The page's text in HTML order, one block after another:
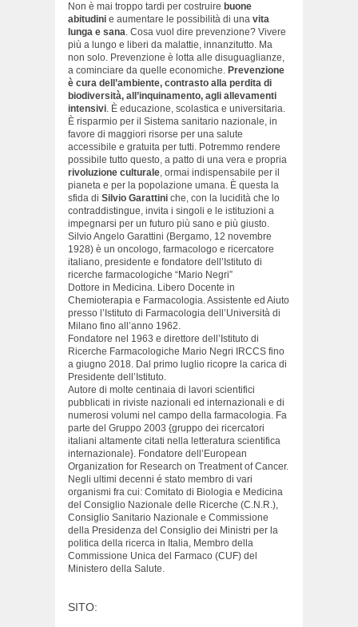
Non è mai troppo tardi per costruire buone
abitudini e aumentare le possibilità di una vita
lunga e sana. Cosa vuol dire prevenzione? Vivere
più a lungo e liberi da malattie, innanzitutto. Ma
non solo. Prevenzione è lotta alle disuguaglianze,
a cominciare da quelle economiche. Prevenzione
è cura dell’ambiente, contrasto alla perdita di
biodiversità, all’inquinamento, agli allevamenti
intensivi. È educazione, scolastica e universitaria.
È risparmio per il Sistema sanitario nazionale, in
favore di maggiori risorse per una salute
accessibile e gratuita per tutti. Potremmo rendere
possibile tutto questo, a patto di una vera e propria
rivoluzione culturale, ormai indispensabile per il
pianeta e per la popolazione umana. È questa la
sfida di Silvio Garattini che, con la lucidità che lo
contraddistingue, invita i singoli e le istituzioni a
impegnarsi per un futuro più sano e più giusto.
Silvio Angelo Garattini (Bergamo, 12 novembre
1928) è un oncologo, farmacologo e ricercatore
italiano, presidente e fondatore dell’Istituto di
ricerche farmacologiche “Mario Negri”
Dottore in Medicina. Libero Docente in
Chemioterapia e Farmacologia. Assistente ed Aiuto
presso l’Istituto di Farmacologia dell’Università di
Milano fino all’anno 1962.
Fondatore nel 1963 e direttore dell’Istituto di
Ricerche Farmacologiche Mario Negri IRCCS fino
a giugno 2018. Dal primo luglio ricopre la carica di
Presidente dell’Istituto.
Autore di molte centinaia di lavori scientifici
pubblicati in riviste nazionali ed internazionali e di
numerosi volumi nel campo della farmacologia. Fa
parte del Gruppo 2003 {gruppo dei ricercatori
italiani altamente citati nella letteratura scientifica
internazionale}. Fondatore dell’European
Organization for Research on Treatment of Cancer.
Negli ultimi decenni é stato membro di vari
organismi fra cui: Comitato di Biologia e Medicina
del Consiglio Nazionale delle Ricerche (C.N.R.),
Consiglio Sanitario Nazionale e Commissione
della Presidenza del Consiglio dei Ministri per la
politica della ricerca in Italia, Membro della
Commissione Unica del Farmaco (CUF) del
Ministero della Salute.
SITO: